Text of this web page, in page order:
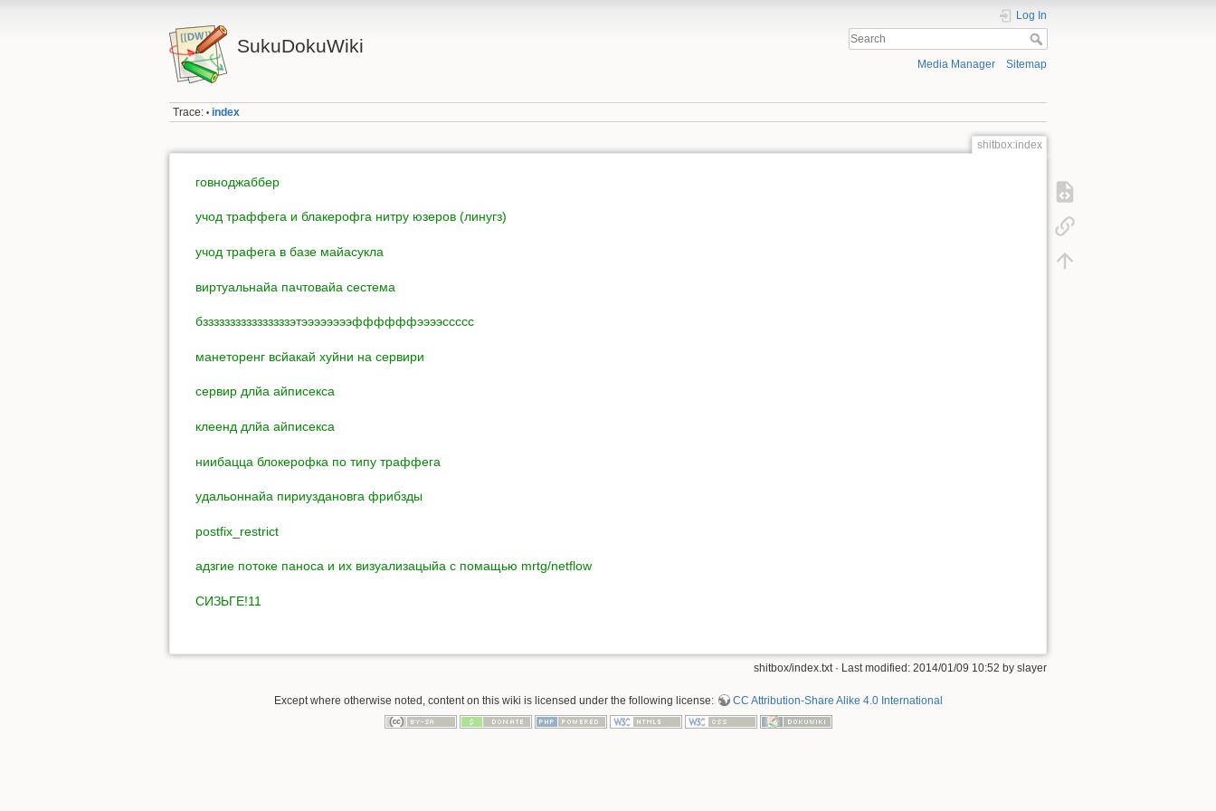
SukuDokuWiki
Log In
Media Manager Sitemap
Trace: • index
shitbox:index
говноджаббер
учод траффега и блакерофга нитру юзеров (линугз)
учод трафега в базе майасукла
виртуальнайа пачтовайа сестема
бззззззззззззззззэтээээээээффффффээээссссс
манеторенг всйакай хуйни на сервири
сервир длйа айписекса
клеенд длйа айписекса
ниибацца блокерофка по типу траффега
удальоннайа пириуздановга фрибзды
postfix_restrict
адзгие потоке паноса и их визуализацыйа с помащью mrtg/netflow
СИЗЬГЕ!11
shitbox/index.txt · Last modified: 2014/01/09 10:52 by slayer
Except where otherwise noted, content on this wiki is licensed under the following license: CC Attribution-Share Alike 4.0 International